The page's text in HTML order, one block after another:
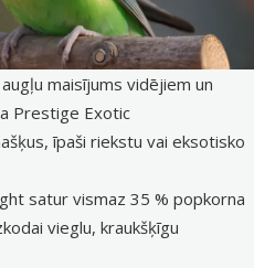
maisījums vidējiem un
Prestige Exotic
īpaši riekstu vai eksotisko
satur vismaz 35 % popkorna
vieglu, kraukšķīgu